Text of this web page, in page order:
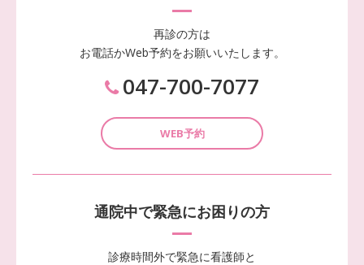
再診の方は
お電話かWeb予約をお願いいたします。
047-700-7077
WEB予約
通院中で緊急にお困りの方
診療時間外で緊急に看護師と